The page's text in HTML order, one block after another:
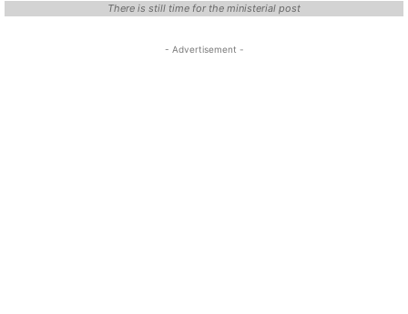
There is still time for the ministerial post
- Advertisement -